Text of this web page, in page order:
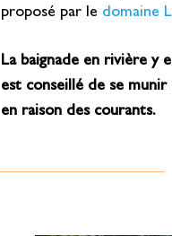
proposé par le domaine
La baignade en rivière y
est conseillé de se munir
en raison des courants.